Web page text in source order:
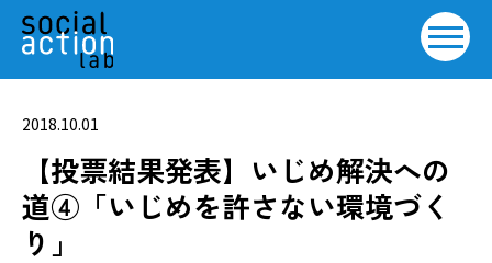
2018.10.01
【投票結果発表】いじめ解決への
道④「いじめを許さない環境づく
り」